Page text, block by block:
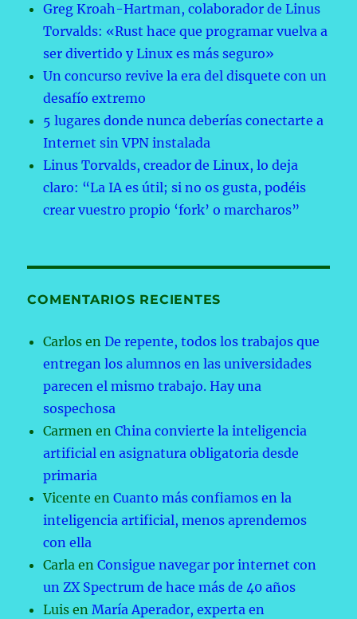
Greg Kroah-Hartman, colaborador de Linus
Torvalds: «Rust hace que programar vuelva a
ser divertido y Linux es más seguro»
Un concurso revive la era del disquete con un
desafío extremo
5 lugares donde nunca deberías conectarte a
Internet sin VPN instalada
Linus Torvalds, creador de Linux, lo deja
claro: “La IA es útil; si no os gusta, podéis
crear vuestro propio ‘fork’ o marcharos”
COMENTARIOS RECIENTES
Carlos enDe repente, todos los trabajos que
entregan los alumnos en las universidades
parecen el mismo trabajo. Hay una
sospechosa
Carmen enChina convierte la inteligencia
artificial en asignatura obligatoria desde
primaria
Vicente enCuanto más confiamos en la
inteligencia artificial, menos aprendemos
con ella
Carla enConsigue navegar por internet con
un ZX Spectrum de hace más de 40 años
Luis enMaría Aperador, experta en